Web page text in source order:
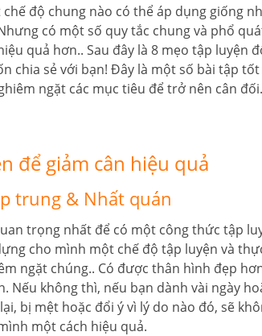
độ chung nào có thể áp dụng giống
có một số quy tắc chung và phổ
quả hơn.. Sau đây là 8 mẹo tập luyện
chia sẻ với bạn! Đây là một số bài tập
ngặt các mục tiêu để trở nên cân đối.
để giảm cân hiệu quả
trung & Nhất quán
trọng nhất để có một công thức tập
cho mình một chế độ tập luyện và
ngặt chúng.. Có được thân hình đẹp
Nếu không thì, nếu bạn dành vài ngày
bị mệt hoặc đổi ý vì lý do nào đó, sẽ
một cách hiệu quả.